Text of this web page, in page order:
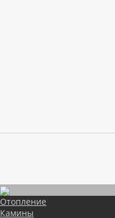
Отопление
Камины